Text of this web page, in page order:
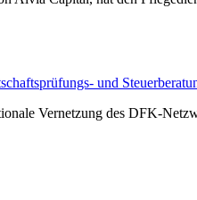
und
Vernetzung des DFK-